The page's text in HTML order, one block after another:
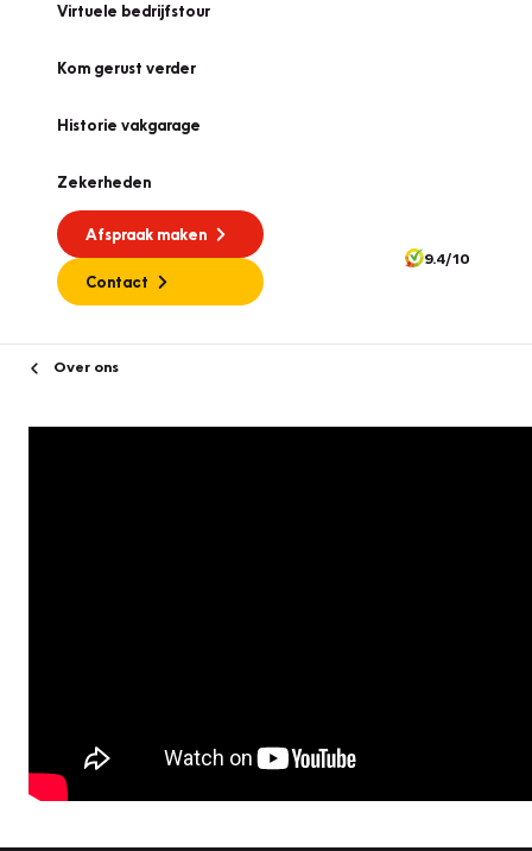
Virtuele bedrijfstour
Kom gerust verder
Historie vakgarage
Zekerheden
Afspraak maken
Contact
9.4/10
Over ons